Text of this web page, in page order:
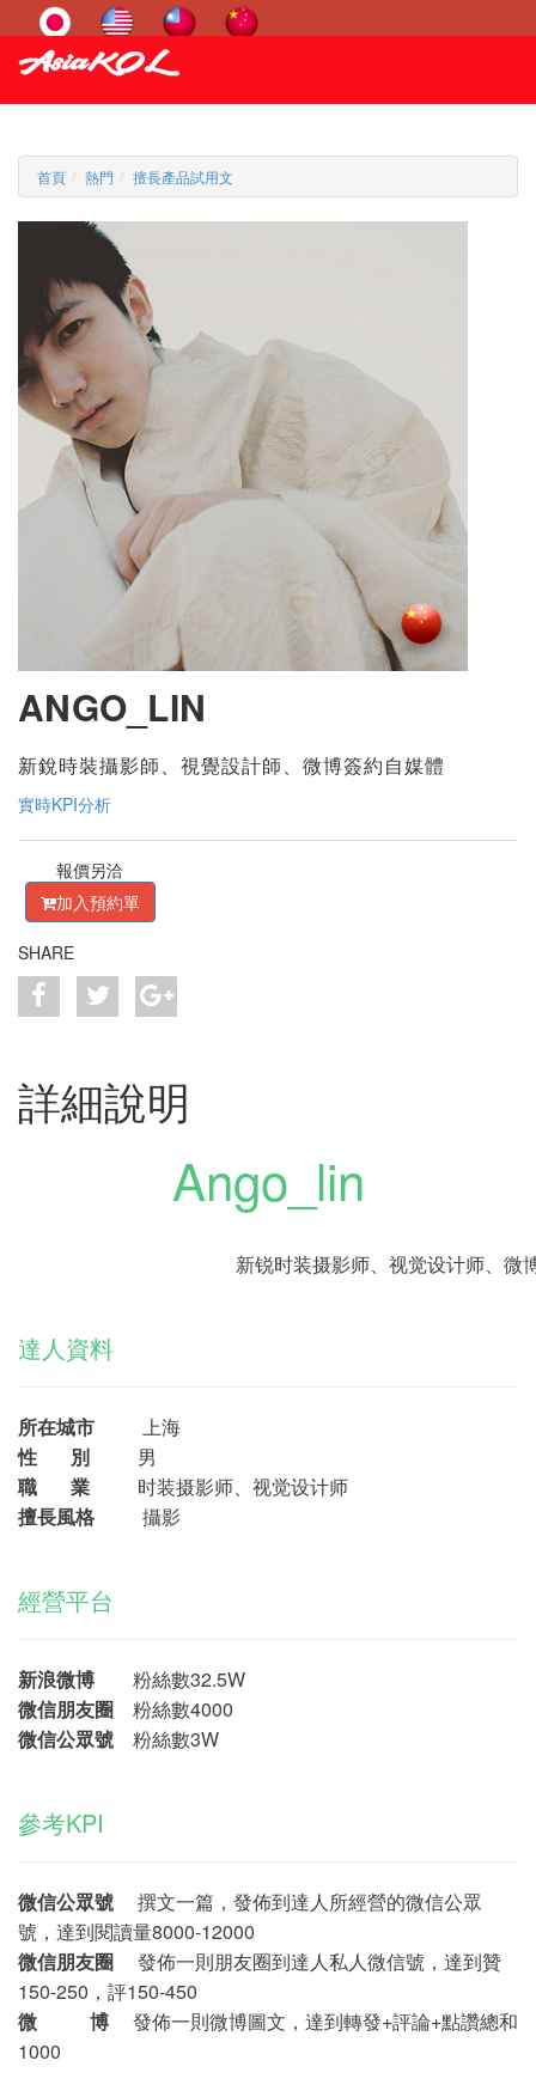
首頁 熱門 擅長產品試用文
ANGO_LIN
新銳時裝攝影師、視覺設計師、微博簽約自媒體
實時KPI分析
報價另洽
加入預約單
SHARE
詳細說明
Ango_lin
新锐时装摄影师、视觉设计师、 微
達人資料
所在城市 上海
性 別 男
職 業
时装摄影师、视觉设计师
擅長風格 攝影
經營平台
新浪微博 粉絲數32.5W
微信朋友圈 粉絲數4000
微信公眾號
粉絲數3W
參考KPI
微信公眾號 撰文一篇，發佈到達人所經營的微信公眾
號，達到閱讀量8000-12000
微信朋友圈 發佈一則朋友圈到達人私人微信號，達到贊
150-250，評150-450
微 博 發佈一則微博圖文，達到轉發+評論+點讚總和
1000